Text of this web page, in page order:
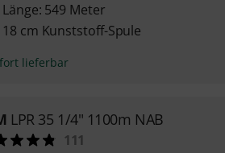
Länge: 549 Meter
18 cm Kunststoff-Spule
lieferbar
LPR 35 1/4" 1100m NAB
111